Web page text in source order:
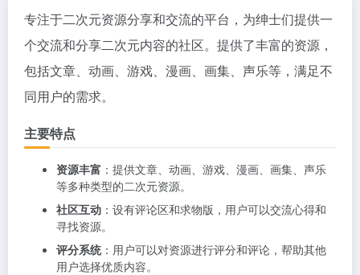
专注于二次元资源分享和交流的平台，为绅士们提供一
个交流和分享二次元内容的社区。提供了丰富的资源，
包括文章、动画、游戏、漫画、画集、声乐等，满足不
同用户的需求。
主要特点
资源丰富 ：提供文章、动画、游戏、漫画、画集、声乐
等多种类型的二次元资源。
社区互动 ：设有评论区和求物版，用户可以交流心得和
寻找资源。
评分系统：用户可以对资源进行评分和评论，帮助其他
用户选择优质内容。